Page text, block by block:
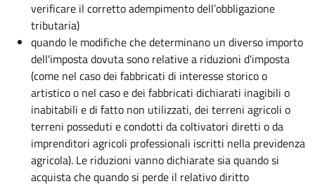
verificare il corretto adempimento dell’obbligazione
tributaria)
quando le modifiche che determinano un diverso importo
dell'imposta dovuta sono relative a riduzioni d'imposta
(come nel caso dei fabbricati di interesse storico o
artistico o nel caso e dei fabbricati dichiarati inagibili o
inabitabili e di fatto non utilizzati, dei terreni agricoli o
terreni posseduti e condotti da coltivatori diretti o da
imprenditori agricoli professionali iscritti nella previdenza
agricola). Le riduzioni vanno dichiarate sia quando si
acquista che quando si perde il relativo diritto